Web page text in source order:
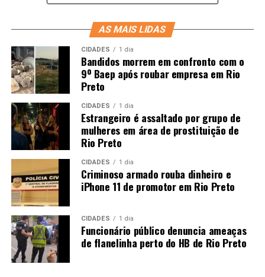
AS MAIS LIDAS
CIDADES 1 dia
Bandidos morrem em confronto com o
9º Baep após roubar empresa em Rio
Preto
CIDADES 1 dia
Estrangeiro é assaltado por grupo de
mulheres em área de prostituição de
Rio Preto
CIDADES 1 dia
Criminoso armado rouba dinheiro e
iPhone 11 de promotor em Rio Preto
CIDADES 1 dia
Funcionário público denuncia ameaças
de flanelinha perto do HB de Rio Preto